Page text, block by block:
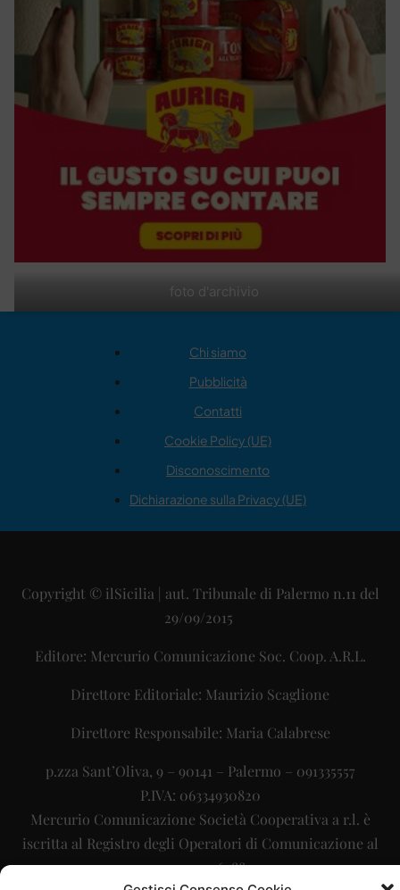
foto d'archivio
Chi siamo
Pubblicità
Contatti
Cookie Policy (UE)
Disconoscimento
Dichiarazione sulla Privacy (UE)
Copyright © ilSicilia | aut. Tribunale di Palermo n.11 del
29/09/2015
Editore: Mercurio Comunicazione Soc. Coop. A.R.L.
Direttore Editoriale: Maurizio Scaglione
Direttore Responsabile: Maria Calabrese
p.zza Sant’Oliva, 9 – 90141 – Palermo – 091335557
P.IVA: 06334930820
Mercurio Comunicazione Società Cooperativa a r.l. è
iscritta al Registro degli Operatori di Comunicazione al
numero 26988